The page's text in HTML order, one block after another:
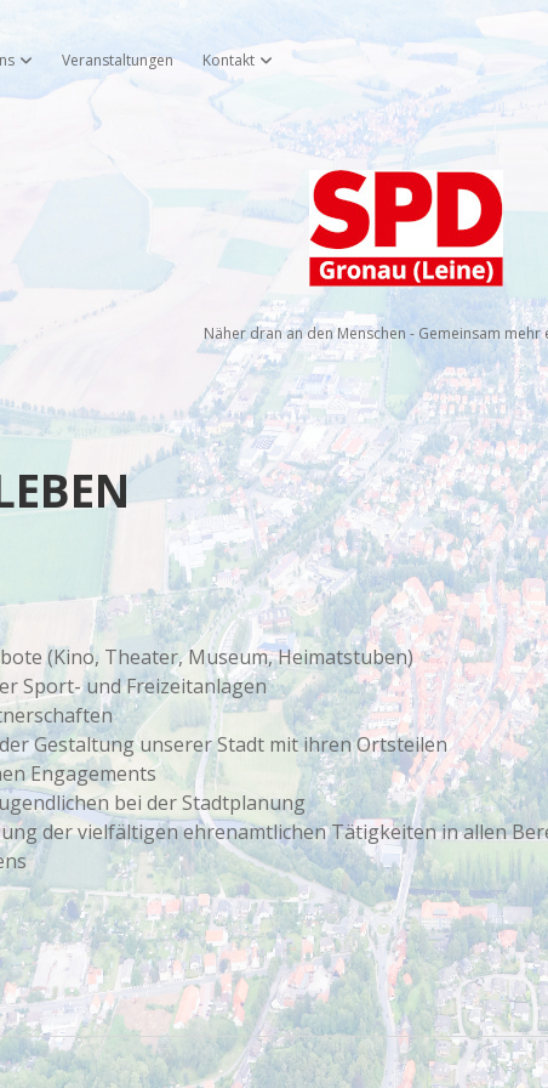
öffnen
Dropdown-Menü öffnen
Veranstaltungen Kontakt Dropdown-Menü öffnen
SPD
Gronau
(Leine)
Näher dran an den Menschen - Gemeinsam mehr
(Kino, Theater, Museum, Heimatstuben)
Sport- und Freizeitanlagen
Gestaltung unserer Stadt mit ihren Ortsteilen
Engagements
bei der Stadtplanung
der vielfältigen ehrenamtlichen Tätigkeiten in allen